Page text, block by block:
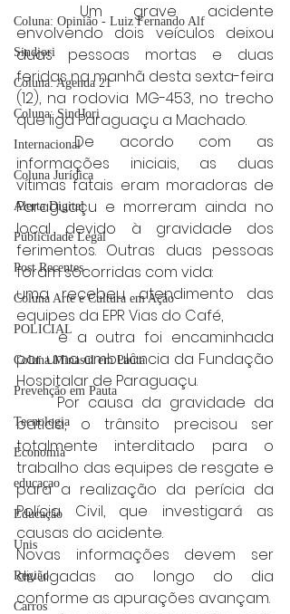
Coluna: Opinião - Luiz Fernando Alf
Sindjori
Coluna: Agenda 21
Coluna: SindJori
Internacional
Coluna Jurídica
Alerta Digital
Publicidade Legal
Post Recentes
Coluna Arte e Cultura em Ação
POLICIAL
Coluna Minasul em Pauta
Prevenção em Pauta
Tecnologia
Economia
educaçao
Educação
Unis
Região
Carros
	Um grave acidente
envolvendo dois veículos deixou
duas pessoas mortas e duas
feridas na manhã desta sexta-feira
(12), na rodovia MG-453, no trecho
que liga Paraguaçu a Machado.
	De acordo com as
informações iniciais, as duas
vítimas fatais eram moradoras de
Paraguaçu e morreram ainda no
local devido à gravidade dos
ferimentos. Outras duas pessoas
foram socorridas com vida:
uma recebeu atendimento das
equipes da EPR Vias do Café,
	e a outra foi encaminhada
por uma ambulância da Fundação
Hospitalar de Paraguaçu.
	Por causa da gravidade da
batida, o trânsito precisou ser
totalmente interditado para o
trabalho das equipes de resgate e
para a realização da perícia da
Polícia Civil, que investigará as
causas do acidente.
Novas informações devem ser
divulgadas ao longo do dia
conforme as apurações avançam.